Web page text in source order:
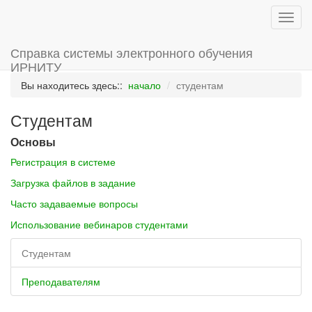
Справка системы электронного обучения
ИРНИТУ
Перейти
к
содержанию
Skip to Navigation
Вы находитесь здесь:: начало студентам
Студентам
Основы
Регистрация в системе
Загрузка файлов в задание
Часто задаваемые вопросы
Использование вебинаров студентами
Студентам
Преподавателям